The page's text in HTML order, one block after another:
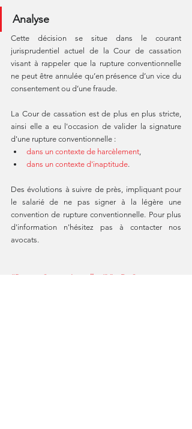
Analyse
Cette décision se situe dans le courant
jurisprudentiel actuel de la Cour de cassation
visant à rappeler que la rupture conventionnelle
ne peut être annulée qu’en présence d’un vice du
consentement ou d’une fraude.
La Cour de cassation est de plus en plus stricte,
ainsi elle a eu l'occasion de valider la signature
d'une rupture conventionnelle :
dans un contexte de harcèlement,
dans un contexte d'inaptitude.
Des évolutions à suivre de près, impliquant pour
le salarié de ne pas signer à la légère une
convention de rupture conventionnelle. Pour plus
d'information n'hésitez pas à contacter nos
avocats.
#RuptureConventionnelle
#ViceDuConsentement